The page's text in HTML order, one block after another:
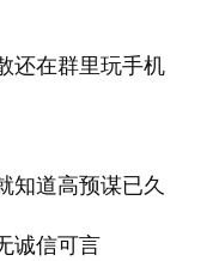
还在群里玩手机
知道高预谋已久
诚信可言